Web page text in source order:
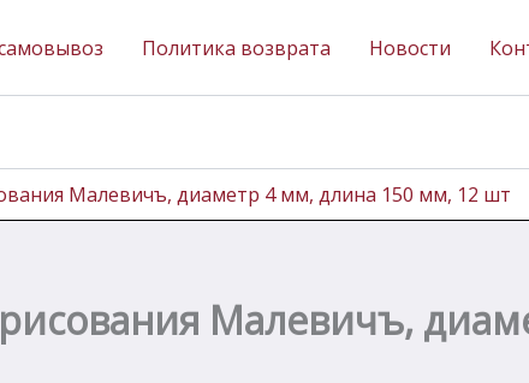
Политика возврата Новости
Малевичъ, диаметр 4 мм, длина 150 мм, 12 шт
Малевичъ,